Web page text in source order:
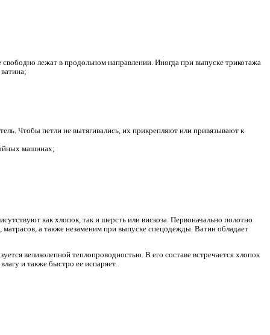
петлями. В дальнейшем полученную конструкцию
материал не растягивается ни в длину, ни в
Это отрезки, которые свободно лежат в